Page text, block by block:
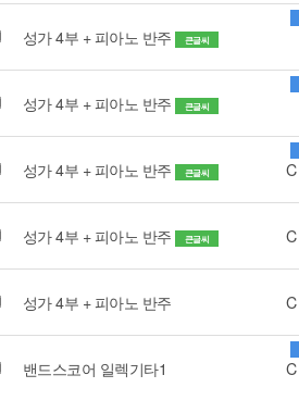
성가 4부 + 피아노 반주 큰글씨
성가 4부 + 피아노 반주 큰글씨
성가 4부 + 피아노 반주 큰글씨
성가 4부 + 피아노 반주 큰글씨
성가 4부 + 피아노 반주
밴드스코어 일렉기타1